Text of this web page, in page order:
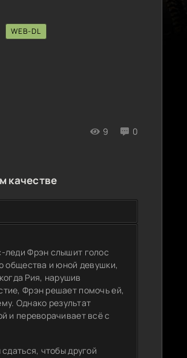
9 0
WEB-DL
качестве
леди Фрэн слышит голос
общества и юной девушки,
Рия, нарушив
Фрэн решает помочь ей,
Однако результат
и переворачивает всё с
чтобы другой